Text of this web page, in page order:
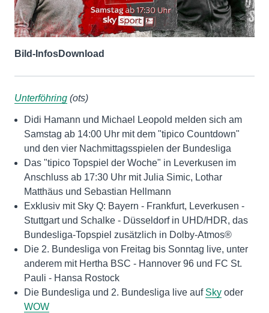
Bild-InfosDownload
Unterföhring (ots)
Didi Hamann und Michael Leopold melden sich am
Samstag ab 14:00 Uhr mit dem "tipico Countdown"
und den vier Nachmittagsspielen der Bundesliga
Das "tipico Topspiel der Woche" in Leverkusen im
Anschluss ab 17:30 Uhr mit Julia Simic, Lothar
Matthäus und Sebastian Hellmann
Exklusiv mit Sky Q: Bayern - Frankfurt, Leverkusen -
Stuttgart und Schalke - Düsseldorf in UHD/HDR, das
Bundesliga-Topspiel zusätzlich in Dolby-Atmos®
Die 2. Bundesliga von Freitag bis Sonntag live, unter
anderem mit Hertha BSC - Hannover 96 und FC St.
Pauli - Hansa Rostock
Die Bundesliga und 2. Bundesliga live auf Sky oder
WOW